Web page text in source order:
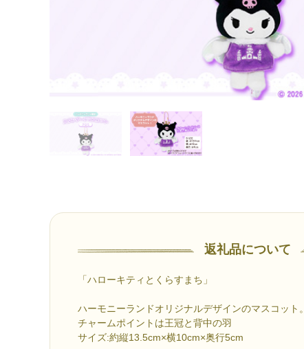
返礼品について
「ハローキティとくらすまち」
ハーモニーランドオリジナルデザインのマスコット。
チャームポイントは王冠と背中の羽
サイズ:約縦13.5cm×横10cm×奥行5cm